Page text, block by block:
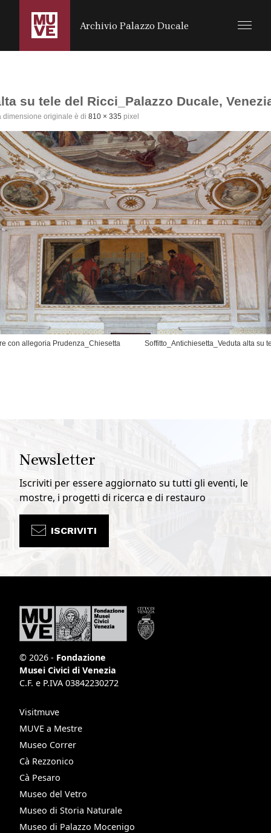
SALTA AL CONTENUTO PRINCIPALE
Archivio Palazzo Ducale
su tele del Ricci_Palazzo Ducale,
dimensione originale è di 810 × 335 pixel
con allegoria Prudenza_Chiesetta Soffitto_Antichiesetta_Veduta alta su
Newsletter
Iscriviti per essere aggiornato su tutti gli eventi, le
mostre, i progetti di ricerca e di restauro
ISCRIVITI
© 2026 - Fondazione
Musei Civici di Venezia
C.F. e P.IVA 03842230272
Visitmuve
MUVE a Mestre
Museo Correr
Cà Rezzonico
Cà Pesaro
Museo del Vetro
Museo di Storia Naturale
Museo di Palazzo Mocenigo